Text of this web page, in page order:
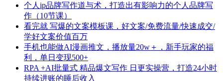
个人ip品牌写作道与术，打造出有影响力的个人品牌写
作（10节课）
看完就 写爆的文案模板课，好文案/免费流量/快速成交/
学好文案价值百万
手机也能做AI漫画推文，播放量20w＋，新手玩家的福
利，单日变现500+
RPA +AI批量式 精品爆文写作 日更实操营，打造24小时
持续进账的睡后收入